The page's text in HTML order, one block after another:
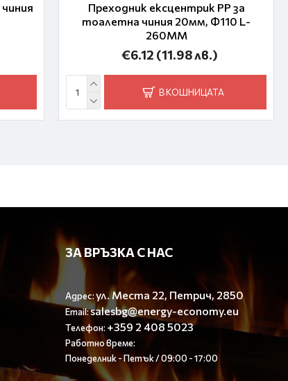
Преходник ексцентрик PP за
тоалетна чиния 20мм, Ф110 L-
260MM
€6.12 (11.98 лв.)
В КОШНИЦАТА
ЗА ВРЪЗКА С НАС
Адрес:ул. Места 22, Петрич, 2850
Email:salesbg@energy-economy.eu
Телефон: +359 2 408 5023
Работно време:
Понеделник - Петък / 09:00 - 17:00